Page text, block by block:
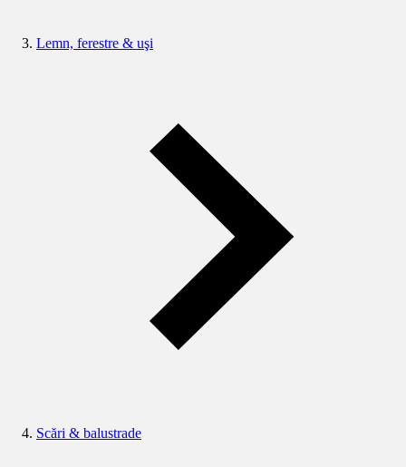
Lemn, ferestre & uşi
Scări & balustrade